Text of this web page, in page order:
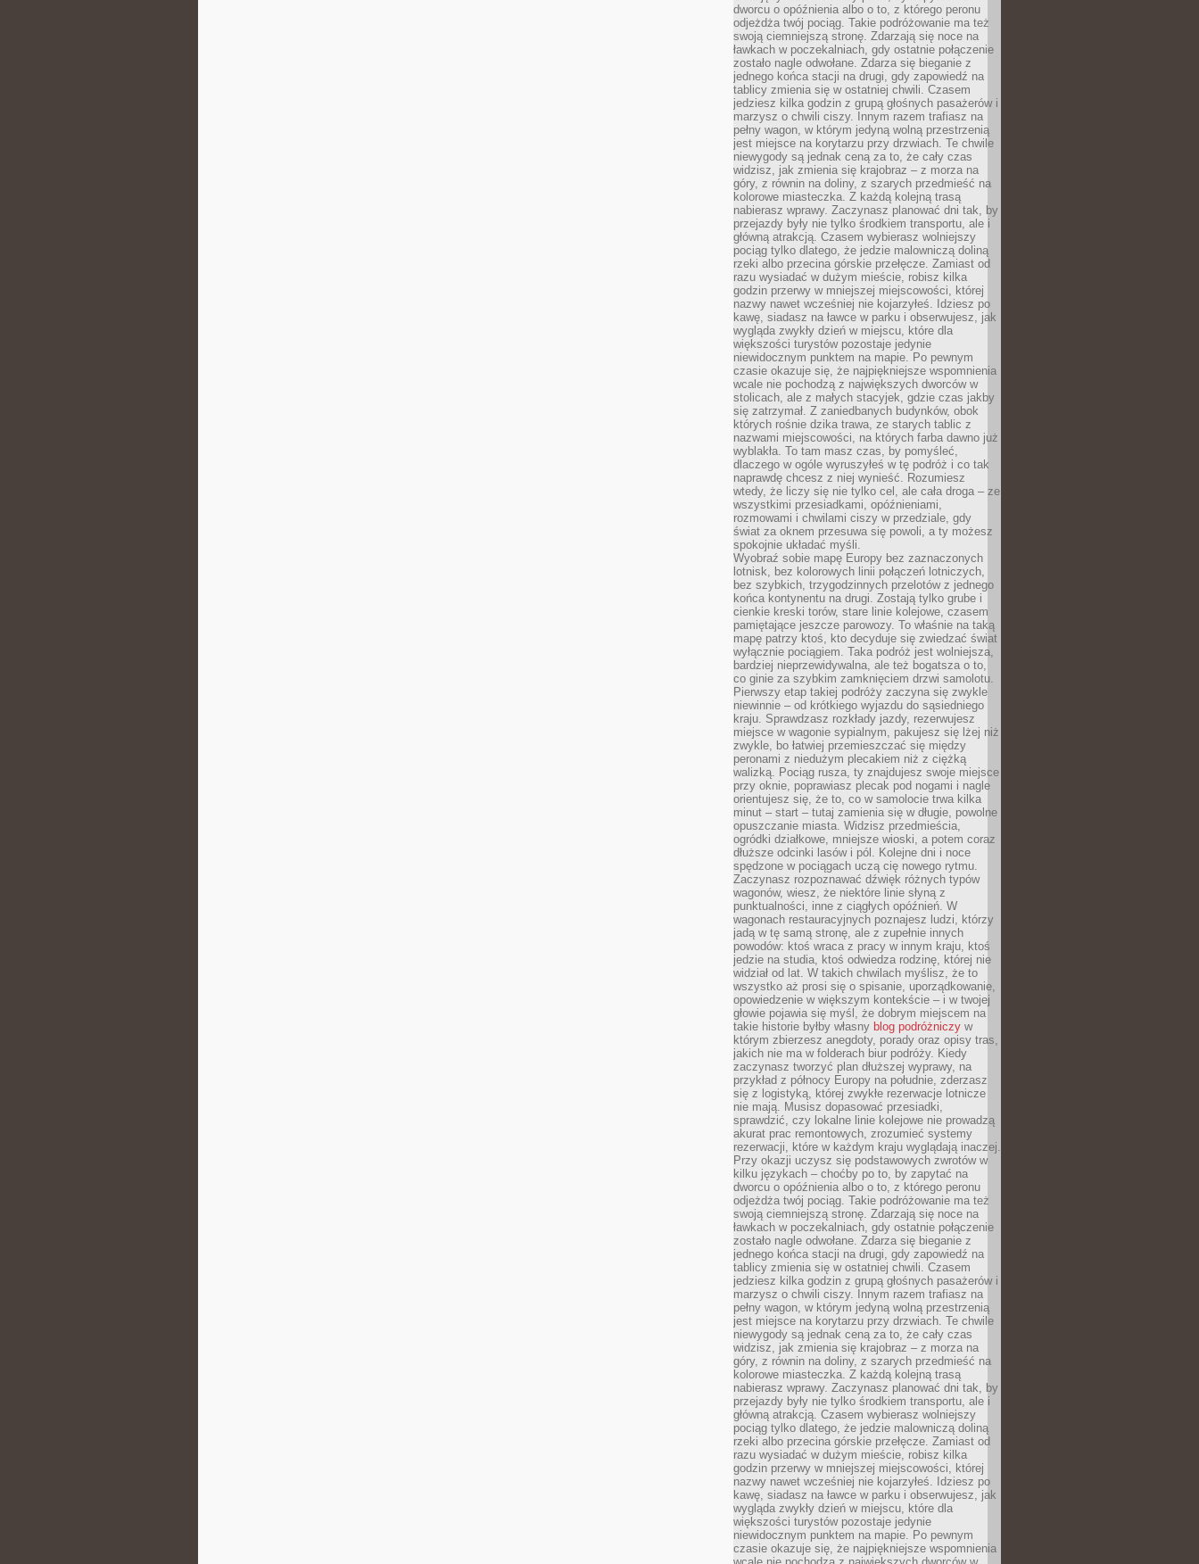
dworcu o opóźnienia albo o to, z którego peronu
odjeżdża twój pociąg. Takie podróżowanie ma też
swoją ciemniejszą stronę. Zdarzają się noce na
ławkach w poczekalniach, gdy ostatnie połączenie
zostało nagle odwołane. Zdarza się bieganie z
jednego końca stacji na drugi, gdy zapowiedź na
tablicy zmienia się w ostatniej chwili. Czasem
jedziesz kilka godzin z grupą głośnych pasażerów i
marzysz o chwili ciszy. Innym razem trafiasz na
pełny wagon, w którym jedyną wolną przestrzenią
jest miejsce na korytarzu przy drzwiach. Te chwile
niewygody są jednak ceną za to, że cały czas
widzisz, jak zmienia się krajobraz – z morza na
góry, z równin na doliny, z szarych przedmieść na
kolorowe miasteczka. Z każdą kolejną trasą
nabierasz wprawy. Zaczynasz planować dni tak, by
przejazdy były nie tylko środkiem transportu, ale i
główną atrakcją. Czasem wybierasz wolniejszy
pociąg tylko dlatego, że jedzie malowniczą doliną
rzeki albo przecina górskie przełęcze. Zamiast od
razu wysiadać w dużym mieście, robisz kilka
godzin przerwy w mniejszej miejscowości, której
nazwy nawet wcześniej nie kojarzyłeś. Idziesz po
kawę, siadasz na ławce w parku i obserwujesz, jak
wygląda zwykły dzień w miejscu, które dla
większości turystów pozostaje jedynie
niewidocznym punktem na mapie. Po pewnym
czasie okazuje się, że najpiękniejsze wspomnienia
wcale nie pochodzą z największych dworców w
stolicach, ale z małych stacyjek, gdzie czas jakby
się zatrzymał. Z zaniedbanych budynków, obok
których rośnie dzika trawa, ze starych tablic z
nazwami miejscowości, na których farba dawno już
wyblakła. To tam masz czas, by pomyśleć,
dlaczego w ogóle wyruszyłeś w tę podróż i co tak
naprawdę chcesz z niej wynieść. Rozumiesz
wtedy, że liczy się nie tylko cel, ale cała droga – ze
wszystkimi przesiadkami, opóźnieniami,
rozmowami i chwilami ciszy w przedziale, gdy
świat za oknem przesuwa się powoli, a ty możesz
spokojnie układać myśli.
Wyobraź sobie mapę Europy bez zaznaczonych
lotnisk, bez kolorowych linii połączeń lotniczych,
bez szybkich, trzygodzinnych przelotów z jednego
końca kontynentu na drugi. Zostają tylko grube i
cienkie kreski torów, stare linie kolejowe, czasem
pamiętające jeszcze parowozy. To właśnie na taką
mapę patrzy ktoś, kto decyduje się zwiedzać świat
wyłącznie pociągiem. Taka podróż jest wolniejsza,
bardziej nieprzewidywalna, ale też bogatsza o to,
co ginie za szybkim zamknięciem drzwi samolotu.
Pierwszy etap takiej podróży zaczyna się zwykle
niewinnie – od krótkiego wyjazdu do sąsiedniego
kraju. Sprawdzasz rozkłady jazdy, rezerwujesz
miejsce w wagonie sypialnym, pakujesz się lżej niż
zwykle, bo łatwiej przemieszczać się między
peronami z niedużym plecakiem niż z ciężką
walizką. Pociąg rusza, ty znajdujesz swoje miejsce
przy oknie, poprawiasz plecak pod nogami i nagle
orientujesz się, że to, co w samolocie trwa kilka
minut – start – tutaj zamienia się w długie, powolne
opuszczanie miasta. Widzisz przedmieścia,
ogródki działkowe, mniejsze wioski, a potem coraz
dłuższe odcinki lasów i pól. Kolejne dni i noce
spędzone w pociągach uczą cię nowego rytmu.
Zaczynasz rozpoznawać dźwięk różnych typów
wagonów, wiesz, że niektóre linie słyną z
punktualności, inne z ciągłych opóźnień. W
wagonach restauracyjnych poznajesz ludzi, którzy
jadą w tę samą stronę, ale z zupełnie innych
powodów: ktoś wraca z pracy w innym kraju, ktoś
jedzie na studia, ktoś odwiedza rodzinę, której nie
widział od lat. W takich chwilach myślisz, że to
wszystko aż prosi się o spisanie, uporządkowanie,
opowiedzenie w większym kontekście – i w twojej
głowie pojawia się myśl, że dobrym miejscem na
takie historie byłby własny blog podróżniczy w
którym zbierzesz anegdoty, porady oraz opisy tras,
jakich nie ma w folderach biur podróży. Kiedy
zaczynasz tworzyć plan dłuższej wyprawy, na
przykład z północy Europy na południe, zderzasz
się z logistyką, której zwykłe rezerwacje lotnicze
nie mają. Musisz dopasować przesiadki,
sprawdzić, czy lokalne linie kolejowe nie prowadzą
akurat prac remontowych, zrozumieć systemy
rezerwacji, które w każdym kraju wyglądają inaczej.
Przy okazji uczysz się podstawowych zwrotów w
kilku językach – choćby po to, by zapytać na
dworcu o opóźnienia albo o to, z którego peronu
odjeżdża twój pociąg. Takie podróżowanie ma też
swoją ciemniejszą stronę. Zdarzają się noce na
ławkach w poczekalniach, gdy ostatnie połączenie
zostało nagle odwołane. Zdarza się bieganie z
jednego końca stacji na drugi, gdy zapowiedź na
tablicy zmienia się w ostatniej chwili. Czasem
jedziesz kilka godzin z grupą głośnych pasażerów i
marzysz o chwili ciszy. Innym razem trafiasz na
pełny wagon, w którym jedyną wolną przestrzenią
jest miejsce na korytarzu przy drzwiach. Te chwile
niewygody są jednak ceną za to, że cały czas
widzisz, jak zmienia się krajobraz – z morza na
góry, z równin na doliny, z szarych przedmieść na
kolorowe miasteczka. Z każdą kolejną trasą
nabierasz wprawy. Zaczynasz planować dni tak, by
przejazdy były nie tylko środkiem transportu, ale i
główną atrakcją. Czasem wybierasz wolniejszy
pociąg tylko dlatego, że jedzie malowniczą doliną
rzeki albo przecina górskie przełęcze. Zamiast od
razu wysiadać w dużym mieście, robisz kilka
godzin przerwy w mniejszej miejscowości, której
nazwy nawet wcześniej nie kojarzyłeś. Idziesz po
kawę, siadasz na ławce w parku i obserwujesz, jak
wygląda zwykły dzień w miejscu, które dla
większości turystów pozostaje jedynie
niewidocznym punktem na mapie. Po pewnym
czasie okazuje się, że najpiękniejsze wspomnienia